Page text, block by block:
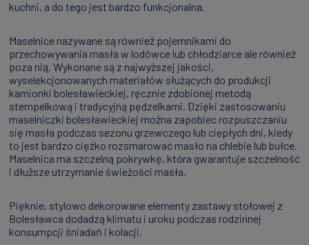
kuchni, a do tego jest bardzo funkcjonalna.
Maselnice nazywane są również pojemnikami do
przechowywania masła w lodówce lub chłodziarce ale również
poza nią. Wykonane są z najwyższej jakości,
wyselekcjonowanych materiałów służących do produkcji
kamionki bolesławieckiej, ręcznie zdobionej metodą
stempelkową i tradycyjną pędzelkami. Dzięki zastosowaniu
maselniczki bolesławieckiej można zapobiec rozpuszczaniu
się masła podczas sezonu grzewczego lub ciepłych dni, kiedy
to jest bardzo ciężko rozsmarować masło na chlebie lub bułce.
Maselnica ma szczelną pokrywkę, która gwarantuje szczelność
i dłuższe utrzymanie świeżości masła.
Pięknie, stylowo dekorowane elementy zastawy stołowej z
Bolesławca dodadzą klimatu i uroku podczas rodzinnej
konsumpcji śniadań i kolacji.